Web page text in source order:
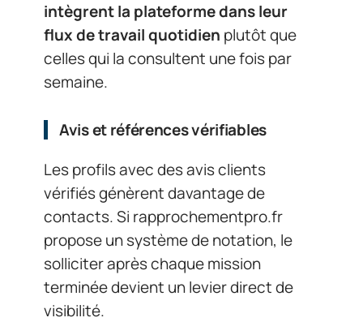
intègrent la plateforme dans leur
flux de travail quotidien plutôt que
celles qui la consultent une fois par
semaine.
Avis et références vérifiables
Les profils avec des avis clients
vérifiés génèrent davantage de
contacts. Si rapprochementpro.fr
propose un système de notation, le
solliciter après chaque mission
terminée devient un levier direct de
visibilité.